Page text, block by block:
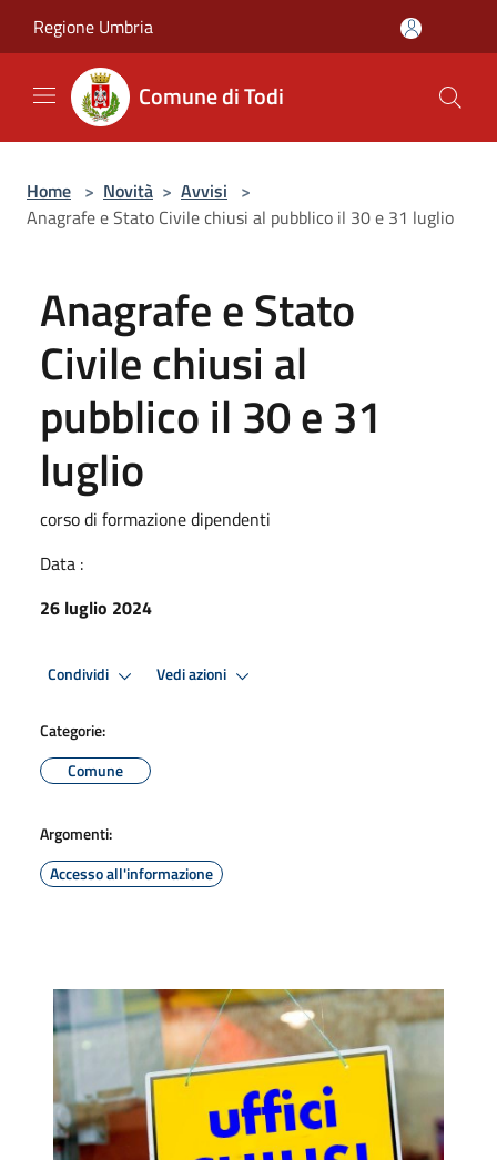
Regione Umbria
Comune di Todi
Home > Novità > Avvisi >
Anagrafe e Stato Civile chiusi al pubblico il 30 e 31 luglio
Anagrafe e Stato
Civile chiusi al
pubblico il 30 e 31
luglio
corso di formazione dipendenti
Data :
26 luglio 2024
Condividi Vedi azioni
Categorie:
Comune
Argomenti:
Accesso all'informazione